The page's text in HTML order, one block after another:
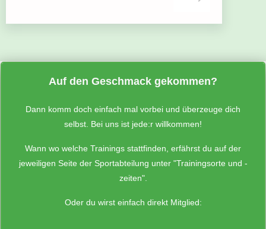
Auf den Geschmack gekommen?
Dann komm doch einfach mal vorbei und überzeuge dich
selbst. Bei uns ist jede:r willkommen!
Wann wo welche Trainings stattfinden, erfährst du auf der
jeweiligen Seite der Sportabteilung unter "Trainingsorte und -
zeiten".
Oder du wirst einfach direkt Mitglied: